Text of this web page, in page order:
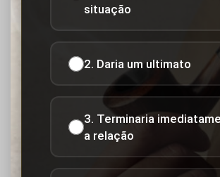
situação
2. Daria um ultimato
3. Terminaria
a relação